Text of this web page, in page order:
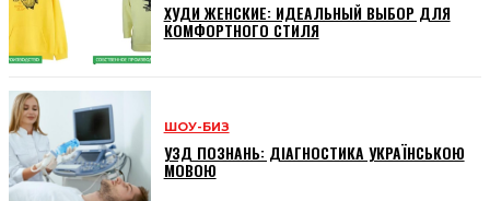
ХУДИ ЖЕНСКИЕ: ИДЕАЛЬНЫЙ ВЫБОР ДЛЯ
КОМФОРТНОГО СТИЛЯ
ШОУ-БИЗ
УЗД ПОЗНАНЬ: ДІАГНОСТИКА УКРАЇНСЬКОЮ
МОВОЮ